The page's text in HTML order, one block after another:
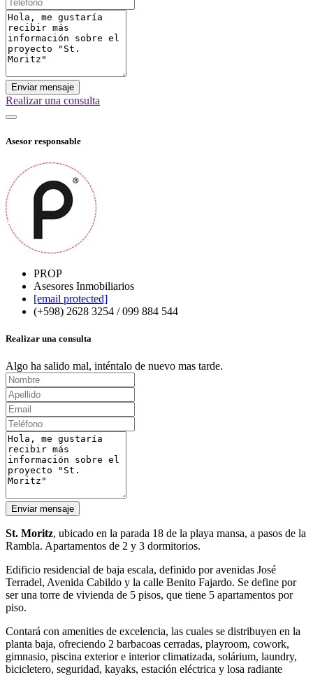
Enviar mensaje
Realizar una consulta
Asesor responsable
PROP
Asesores Inmobiliarios
[email protected]
(+598) 2628 3254 / 099 884 544
Realizar una consulta
Algo ha salido mal, inténtalo de nuevo mas tarde.
Enviar mensaje
St. Moritz, ubicado en la parada 18 de la playa mansa, a pasos de la
Rambla. Apartamentos de 2 y 3 dormitorios.
Edificio residencial de baja escala, definido por avenidas José
Terradel, Avenida Cabildo y la calle Benito Fajardo. Se define por
ser una torre de vivienda de 5 pisos, que tiene 5 apartamentos por
piso.
Contará con amenities de excelencia, las cuales se distribuyen en la
planta baja, ofreciendo 2 barbacoas cerradas, playroom, cowork,
gimnasio, piscina exterior e interior climatizada, solárium, laundry,
bicicletero, seguridad, kayaks, estación eléctrica y losa radiante